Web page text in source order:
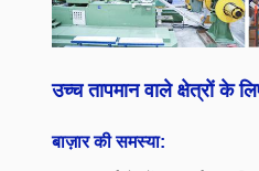
उच्च तापमान वाले क्षेत्रों के
बाज़ार की समस्या: